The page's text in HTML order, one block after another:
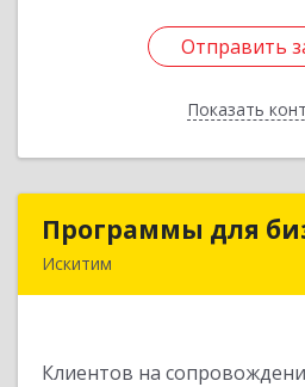
Отправить
Показать
Отправить
Назад
Программы для
Искитим
Клиентов на